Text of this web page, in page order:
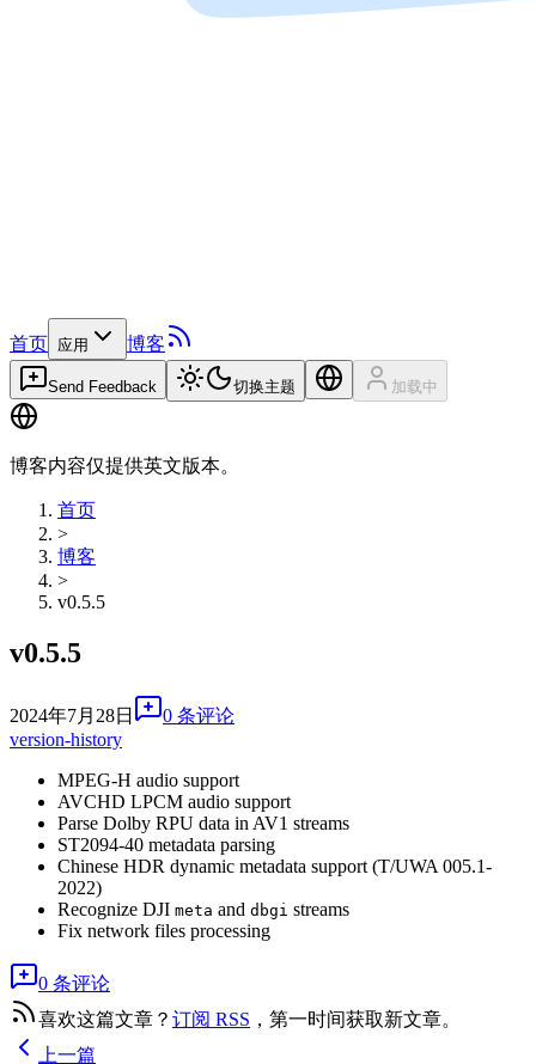
首页 应用 博客
Send Feedback 切换主题 加载中
博客内容仅提供英文版本。
首页
>
博客
>
v0.5.5
v0.5.5
2024年7月28日
0 条评论
version-history
MPEG-H audio support
AVCHD LPCM audio support
Parse Dolby RPU data in AV1 streams
ST2094-40 metadata parsing
Chinese HDR dynamic metadata support (T/UWA 005.1-
2022)
Recognize DJI meta and dbgi streams
Fix network files processing
0 条评论
喜欢这篇文章？ 订阅 RSS ，第一时间获取新文章。
上一篇